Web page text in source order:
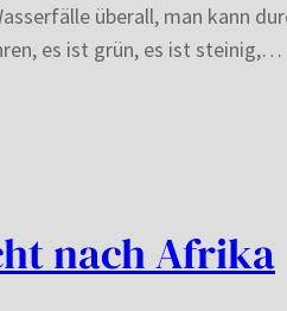
überall, man kann
es ist grün, es ist steinig,…
nach Afrika